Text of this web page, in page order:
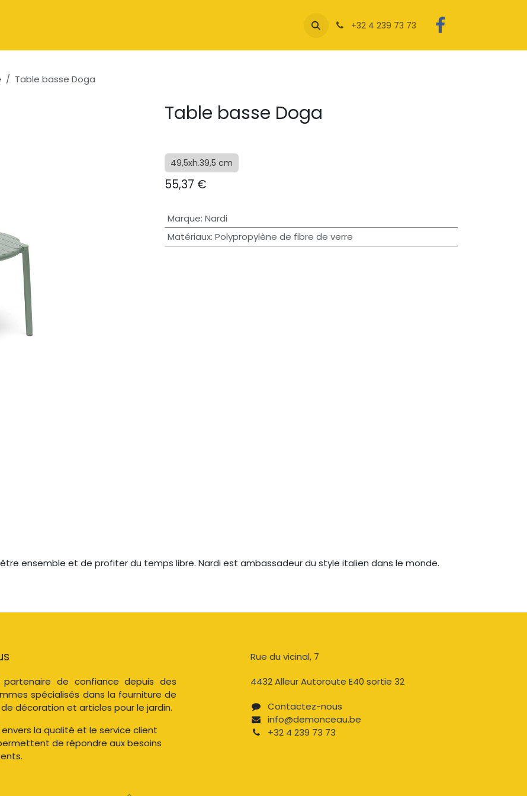
+32 4 239 73 73
Table basse Doga
Table basse Doga
49,5xh.39,5 cm
55,37 €
Marque: Nardi
Matériaux: Polypropylène de fibre de verre
ensemble et de profiter du temps libre. Nardi est ambassadeur du style italien dans le monde.
partenaire de confiance depuis des
spécialisés dans la fourniture de
décoration et articles pour le jardin.
la qualité et le service client
de répondre aux besoins
Rue du vicinal, 7​
4432 Alleur Autoroute E40 sortie 32
Contactez-nous​
info@demonceau.be
+32 4 239 73 73​​